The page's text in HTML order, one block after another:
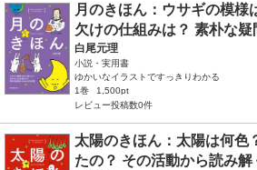
月のきほん：ウサギの模様
欠けの仕組みは？ 素朴な
白尾元理
小説・実用書
ゆかいなイラストですっきりわかる
1巻
1,500pt
レビュー投稿数0件
太陽のきほん：太陽は何色
たの？ その活動から読み